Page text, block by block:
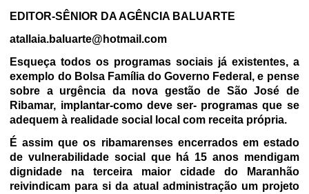
EDITOR-SÊNIOR DA AGÊNCIA BALUARTE
atallaia.baluarte@hotmail.com
Esqueça todos os programas sociais já existentes, a
exemplo do Bolsa Família do Governo Federal, e pense
sobre a urgência da nova gestão de São José de
Ribamar, implantar-como deve ser- programas que se
adequem à realidade social local com receita própria.
É assim que os ribamarenses encerrados em estado
de vulnerabilidade social que há 15 anos mendigam
dignidade na terceira maior cidade do Maranhão
reivindicam para si da atual administração um projeto